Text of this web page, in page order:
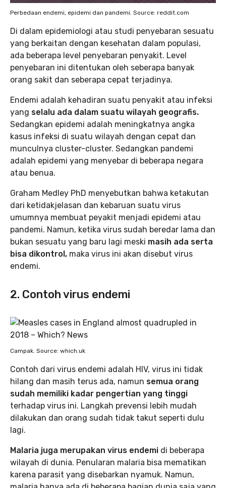
Perbedaan endemi, epidemi dan pandemi. Source: reddit.com
Di dalam epidemiologi atau studi penyebaran sesuatu
yang berkaitan dengan kesehatan dalam populasi,
ada beberapa level penyebaran penyakit. Level
penyebaran ini ditentukan oleh seberapa banyak
orang sakit dan seberapa cepat terjadinya.
Endemi adalah kehadiran suatu penyakit atau infeksi
yang selalu ada dalam suatu wilayah geografis.
Sedangkan epidemi adalah meningkatnya angka
kasus infeksi di suatu wilayah dengan cepat dan
munculnya cluster-cluster. Sedangkan pandemi
adalah epidemi yang menyebar di beberapa negara
atau benua.
Graham Medley PhD menyebutkan bahwa ketakutan
dari ketidakjelasan dan kebaruan suatu virus
umumnya membuat peyakit menjadi epidemi atau
pandemi. Namun, ketika virus sudah beredar lama dan
bukan sesuatu yang baru lagi meski masih ada serta
bisa dikontrol, maka virus ini akan disebut virus
endemi.
2. Contoh virus endemi
Campak. Source: which.uk
Contoh dari virus endemi adalah HIV, virus ini tidak
hilang dan masih terus ada, namun semua orang
sudah memiliki kadar pengertian yang tinggi
terhadap virus ini. Langkah prevensi lebih mudah
dilakukan dan orang sudah tidak takut seperti dulu
lagi.
Malaria juga merupakan virus endemi di beberapa
wilayah di dunia. Penularan malaria bisa mematikan
karena parasit yang disebarkan nyamuk. Namun,